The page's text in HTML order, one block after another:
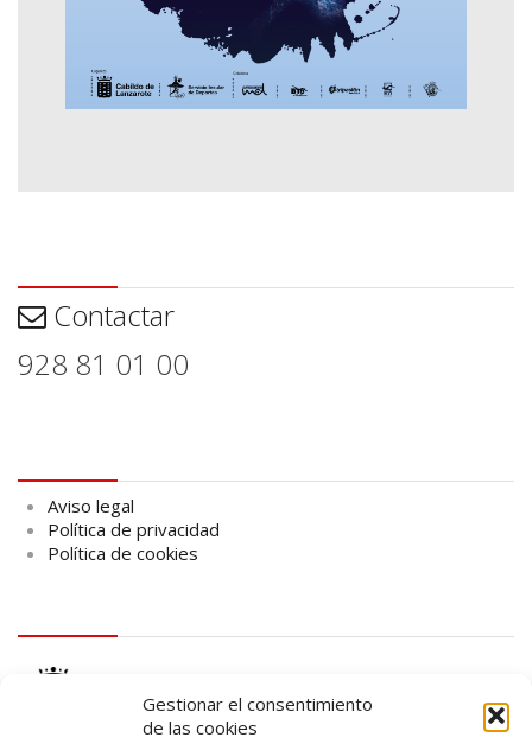
Gestionar el consentimiento
de las cookies
Contactar
928 81 01 00
Aviso legal
Política de privacidad
Política de cookies